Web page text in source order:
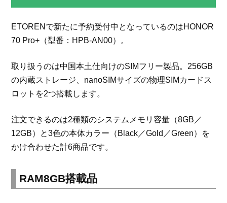
ETORENで新たに予約受付中となっているのはHONOR
70 Pro+（型番：HPB-AN00）。
取り扱うのは中国本土仕向けのSIMフリー製品。256GB
の内蔵ストレージ、nanoSIMサイズの物理SIMカードス
ロットを2つ搭載します。
注文できるのは2種類のシステムメモリ容量（8GB／
12GB）と3色の本体カラー（Black／Gold／Green）を
かけ合わせた計6商品です。
RAM8GB搭載品